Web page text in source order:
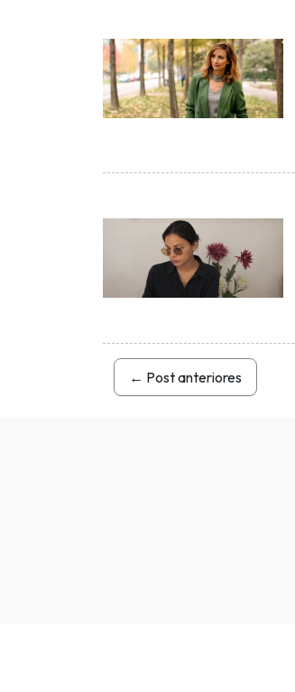
← Post anteriores